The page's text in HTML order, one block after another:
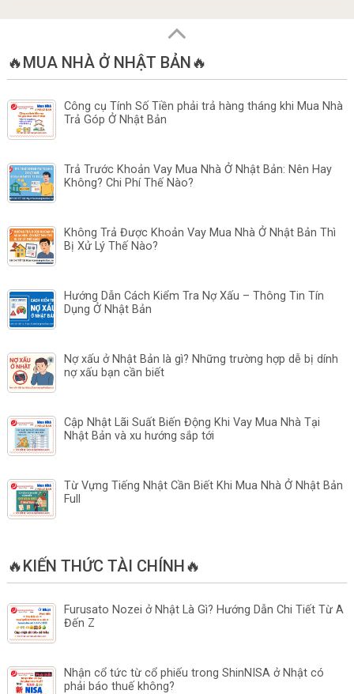
🔥MUA NHÀ Ở NHẬT BẢN🔥
Công cụ Tính Số Tiền phải trả hàng tháng khi Mua Nhà
Trả Góp Ở Nhật Bản
Trả Trước Khoản Vay Mua Nhà Ở Nhật Bản: Nên Hay
Không? Chi Phí Thế Nào?
Không Trả Được Khoản Vay Mua Nhà Ở Nhật Bản Thì
Bị Xử Lý Thế Nào?
Hướng Dẫn Cách Kiểm Tra Nợ Xấu – Thông Tin Tín
Dụng Ở Nhật Bản
Nợ xấu ở Nhật Bản là gì? Những trường hợp dễ bị dính
nợ xấu bạn cần biết
Cập Nhật Lãi Suất Biến Động Khi Vay Mua Nhà Tại
Nhật Bản và xu hướng sắp tới
Từ Vựng Tiếng Nhật Cần Biết Khi Mua Nhà Ở Nhật Bản
Full
🔥KIẾN THỨC TÀI CHÍNH🔥
Furusato Nozei ở Nhật Là Gì? Hướng Dẫn Chi Tiết Từ A
Đến Z
Nhận cổ tức từ cổ phiếu trong ShinNISA ở Nhật có
phải báo thuế không?